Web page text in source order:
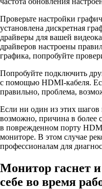
Проверьте настройки
установлена дискретная
драйверы для вашей
драйверов настроены
графика, попробуйте
Попробуйте подключить
с помощью HDMI-кабеля.
правильно, проблема,
Если ни один из этих шагов
возможно, причина в более
в поврежденном порту
мониторе. В этом случае
профессионалам для
Монитор гаснет
себе во время